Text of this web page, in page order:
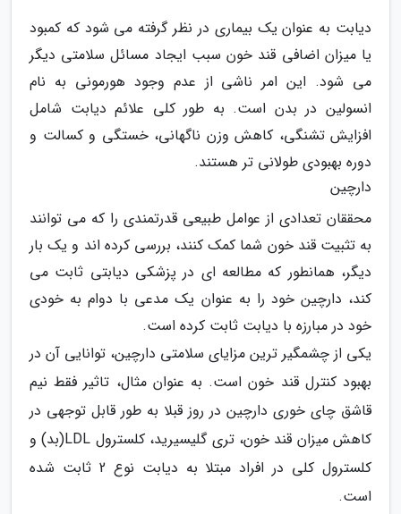
دیابت به عنوان یک بیماری در نظر گرفته می شود که کمبود
یا میزان اضافی قند خون سبب ایجاد مسائل سلامتی دیگر
می شود. این امر ناشی از عدم وجود هورمونی به نام
انسولین در بدن است. به طور کلی علائم دیابت شامل
افزایش تشنگی، کاهش وزن ناگهانی، خستگی و کسالت و
دوره بهبودی طولانی تر هستند.
دارچین
محققان تعدادی از عوامل طبیعی قدرتمندی را که می توانند
به تثبیت قند خون شما کمک کنند، بررسی کرده اند و یک بار
دیگر، همانطور که مطالعه ای در پزشکی دیابتی ثابت می
کند، دارچین خود را به عنوان یک مدعی با دوام به خودی
خود در مبارزه با دیابت ثابت کرده است.
یکی از چشمگیر ترین مزایای سلامتی دارچین، توانایی آن در
بهبود کنترل قند خون است. به عنوان مثال، تاثیر فقط نیم
قاشق چای خوری دارچین در روز قبلا به طور قابل توجهی در
کاهش میزان قند خون، تری گلیسیرید، کلسترول LDL(بد) و
کلسترول کلی در افراد مبتلا به دیابت نوع 2 ثابت شده
است.